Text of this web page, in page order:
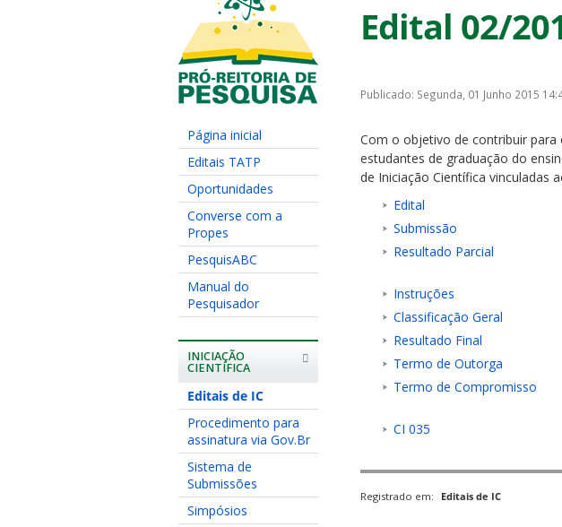
Página inicial
Editais TATP
Oportunidades
Converse com a
Propes
PesquisABC
Manual do
Pesquisador
INICIAÇÃO
CIENTÍFICA
Editais de IC
Procedimento para
assinatura via Gov.Br
Sistema de
Submissões
Simpósios
Edital 02/
Publicado: Segunda, 01 Junho 2015
Com o objetivo de contribuir
estudantes de graduação do
de Iniciação Científica vinculadas
Edital
Submissão
Resultado Parcial
Instruções
Classificação Geral
Resultado Final
Termo de Outorga
Termo de Compromisso
CI 035
Registrado em: Editais de IC